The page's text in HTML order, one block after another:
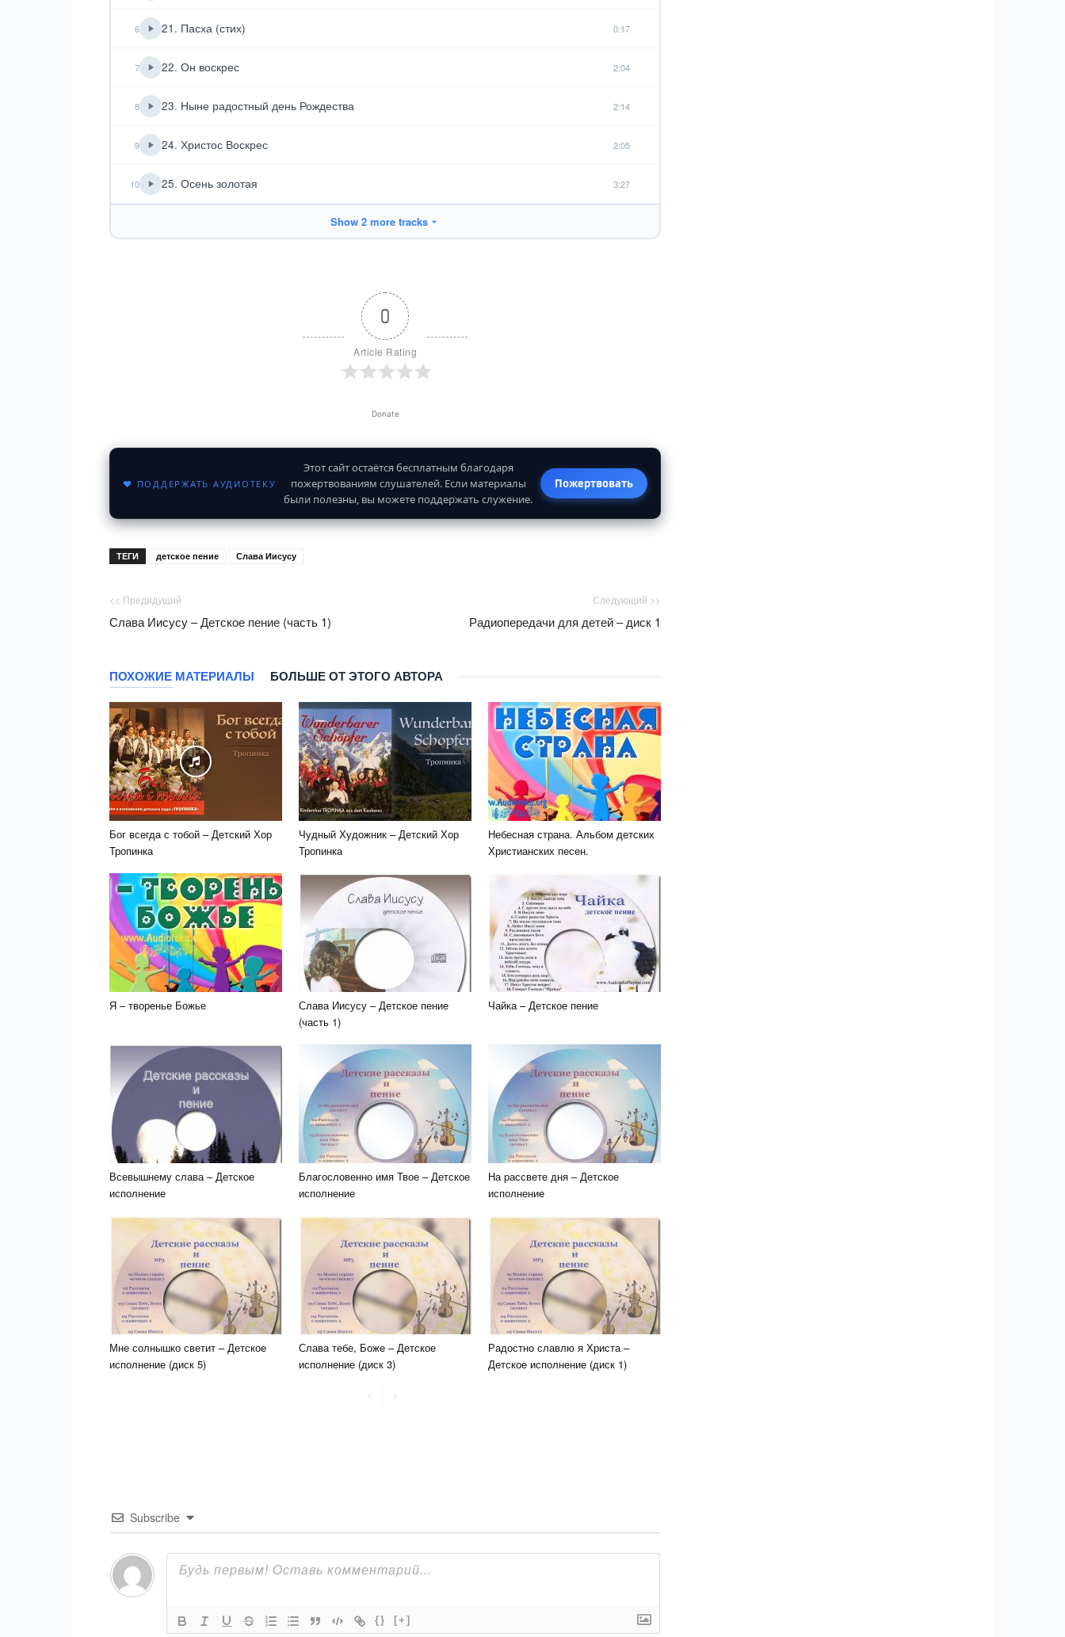
6 21. Пасха (стих) 0:17
7 22. Он воскрес 2:04
8 23. Ныне радостный день Рождества 2:14
9 24. Христос Воскрес 2:05
10 25. Осень золотая 3:27
Show 2 more tracks
0
Article Rating
Donate
♥ ПОДДЕРЖАТЬ АУДИОТЕКУ
Этот сайт остаётся бесплатным благодаря
пожертвованиям слушателей. Если материалы
были полезны, вы можете поддержать служение.
Пожертвовать
ТЕГИ детское пение Слава Иисусу
<< Предидущий
Слава Иисусу – Детское пение (часть 1)
Следующий >>
Радиопередачи для детей – диск 1
ПОХОЖИЕ МАТЕРИАЛЫ БОЛЬШЕ ОТ ЭТОГО АВТОРА
Бог всегда с тобой – Детский Хор
Тропинка
Чудный Художник – Детский Хор
Тропинка
Небесная страна. Альбом детских
Христианских песен.
Я – творенье Божье
Слава Иисусу – Детское пение
(часть 1)
Чайка – Детское пение
Всевышнему слава – Детское
исполнение
Благословенно имя Твое – Детское
исполнение
На рассвете дня – Детское
исполнение
Мне солнышко светит – Детское
исполнение (диск 5)
Слава тебе, Боже – Детское
исполнение (диск 3)
Радостно славлю я Христа –
Детское исполнение (диск 1)
Subscribe
{} [+]